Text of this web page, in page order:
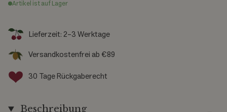
Artikel ist auf Lager
Lieferzeit: 2-3 Werktage
Versandkostenfrei ab €89
30 Tage Rückgaberecht
Beschreibung